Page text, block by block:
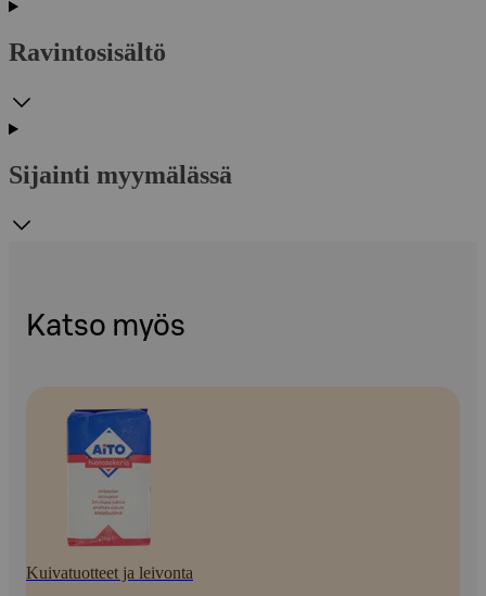
Ravintosisältö
Sijainti myymälässä
Katso myös
Kuivatuotteet ja leivonta